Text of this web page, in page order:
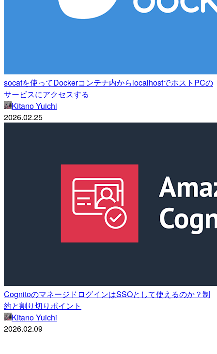
socatを使ってDockerコンテナ内からlocalhostでホストPCの
サービスにアクセスする
Kitano Yuichi
2026.02.25
CognitoのマネージドログインはSSOとして使えるのか？制
約と割り切りポイント
Kitano Yuichi
2026.02.09